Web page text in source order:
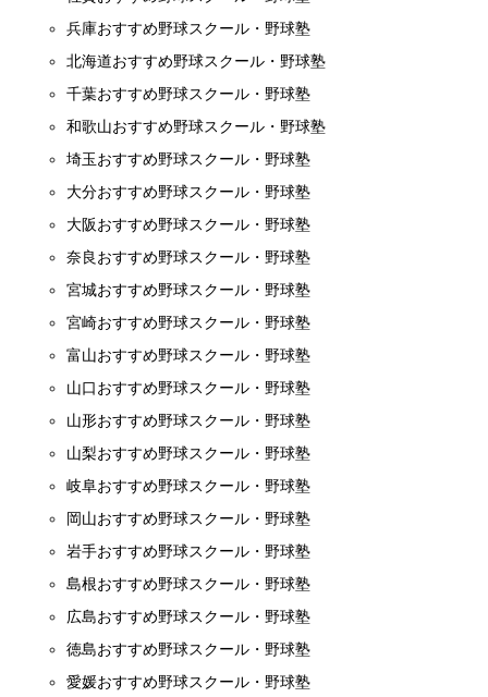
兵庫おすすめ野球スクール・野球塾
北海道おすすめ野球スクール・野球塾
千葉おすすめ野球スクール・野球塾
和歌山おすすめ野球スクール・野球塾
埼玉おすすめ野球スクール・野球塾
大分おすすめ野球スクール・野球塾
大阪おすすめ野球スクール・野球塾
奈良おすすめ野球スクール・野球塾
宮城おすすめ野球スクール・野球塾
宮崎おすすめ野球スクール・野球塾
富山おすすめ野球スクール・野球塾
山口おすすめ野球スクール・野球塾
山形おすすめ野球スクール・野球塾
山梨おすすめ野球スクール・野球塾
岐阜おすすめ野球スクール・野球塾
岡山おすすめ野球スクール・野球塾
岩手おすすめ野球スクール・野球塾
島根おすすめ野球スクール・野球塾
広島おすすめ野球スクール・野球塾
徳島おすすめ野球スクール・野球塾
愛媛おすすめ野球スクール・野球塾